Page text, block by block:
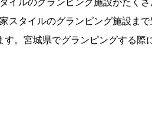
スタイルのグランピング施設ま
。宮城県でグランピングする際